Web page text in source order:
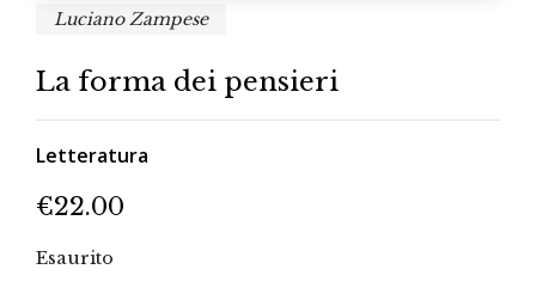
Luciano Zampese
La forma dei pensieri
Letteratura
€22.00
Esaurito